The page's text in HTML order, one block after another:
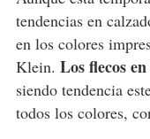
tendencias en
en los colores
Klein. Los flecos
siendo tendencia
todos los colores,